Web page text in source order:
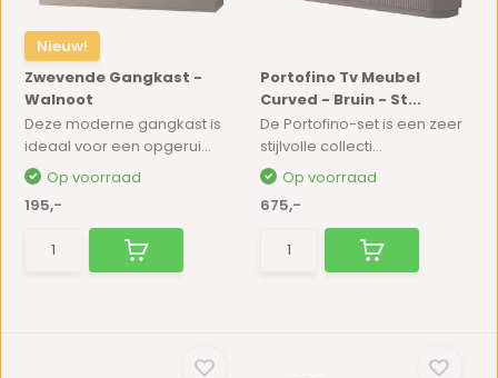
Nieuw!
Zwevende Gangkast -
Walnoot
Deze moderne gangkast is
ideaal voor een opgerui...
Op voorraad
195,-
Portofino Tv Meubel
Curved - Bruin - St...
De Portofino-set is een zeer
stijlvolle collecti...
Op voorraad
675,-